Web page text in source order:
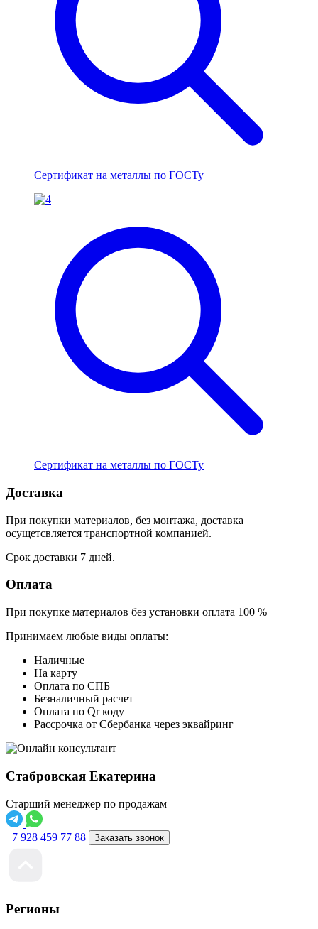
Сертификат на металлы по ГОСТу
Сертификат на металлы по ГОСТу
Доставка
При покупки материалов, без монтажа, доставка
осущетсвляется транспортной компанией.
Срок доставки 7 дней.
Оплата
При покупке материалов без установки оплата 100 %
Принимаем любые виды оплаты:
Наличные
На карту
Оплата по СПБ
Безналичный расчет
Оплата по Qr коду
Рассрочка от Сбербанка через эквайринг
Стабровская Екатерина
Старший менеджер по продажам
+7 928 459 77 88 Заказать звонок
Регионы